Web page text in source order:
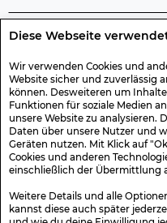
Diese Webseite
Wir verwenden Cookies und
Website sicher und zuverlässig
können. Desweiteren um
Funktionen für soziale Medien
unsere Website zu analysieren.
Daten über unsere Nutzer und
Geräten nutzen. Mit Klick auf
Cookies und anderen
einschließlich der Übermittlung
Weitere Details und alle
kannst diese auch später
Rechtliche Artikelinfos
Geschenk-Gutscheine
Versand &